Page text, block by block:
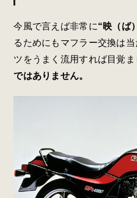
今風で言えば非常に“映（ば
るためにもマフラー交換は
ツをうまく流用すれば目覚
ではありません。